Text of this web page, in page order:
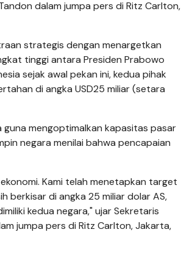
dalam jumpa pers di Ritz Carlton,
strategis dengan menargetkan
tinggi antara Presiden Prabowo
sejak awal pekan ini, kedua pihak
di angka USD25 miliar (setara
mengoptimalkan kapasitas pasar
negara menilai bahwa pencapaian
Kami telah menetapkan target
berkisar di angka 25 miliar dolar AS,
kedua negara," ujar Sekretaris
jumpa pers di Ritz Carlton, Jakarta,